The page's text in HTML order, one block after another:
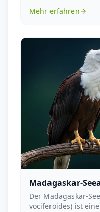
Mehr erfahren
Madagaskar-
Der Madagaskar-
vociferoides) ist